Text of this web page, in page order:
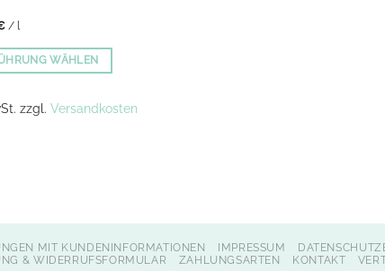
/ l
WÄHLEN
zzgl. Versandkosten
MIT KUNDENINFORMATIONEN IMPRESSUM
& WIDERRUFSFORMULAR
ZAHLUNGSARTEN KONTAKT